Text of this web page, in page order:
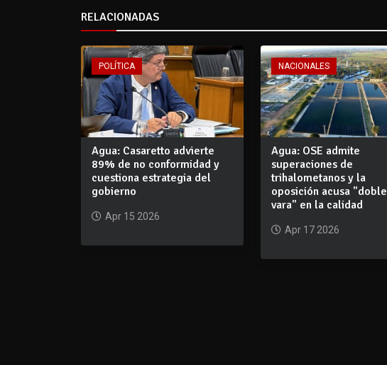
RELACIONADAS
POLÍTICA
Agua: Casaretto advierte
89% de no conformidad y
cuestiona estrategia del
gobierno
Apr 15 2026
NACIONALES
Agua: OSE admite
superaciones de
trihalometanos y la
oposición acusa "doble
vara" en la calidad
Apr 17 2026